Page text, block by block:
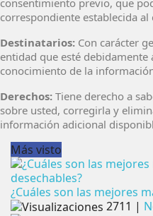
correspondiente establecida al
Destinatarios: Con carácter
entidad que esté
conocimiento de la
Derechos: Tiene derecho a
sobre usted, corregirla y
información adicional
Más visto
¿Cuáles son las mejores
2711 |